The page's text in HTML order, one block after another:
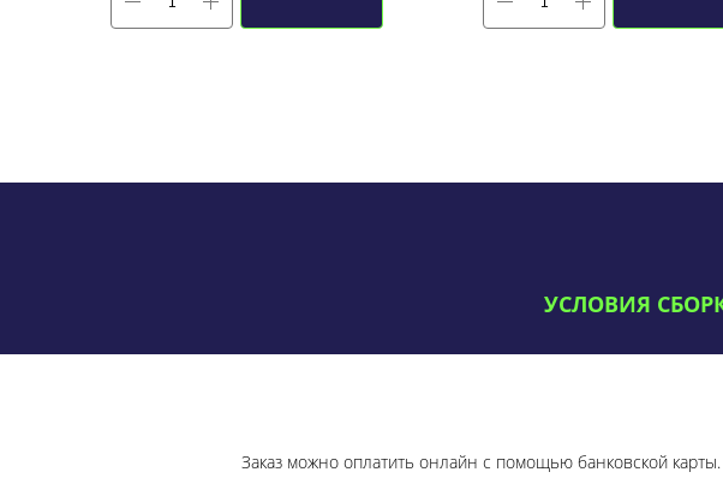
УСЛОВИЯ
Заказ можно оплатить онлайн с помощью банковской